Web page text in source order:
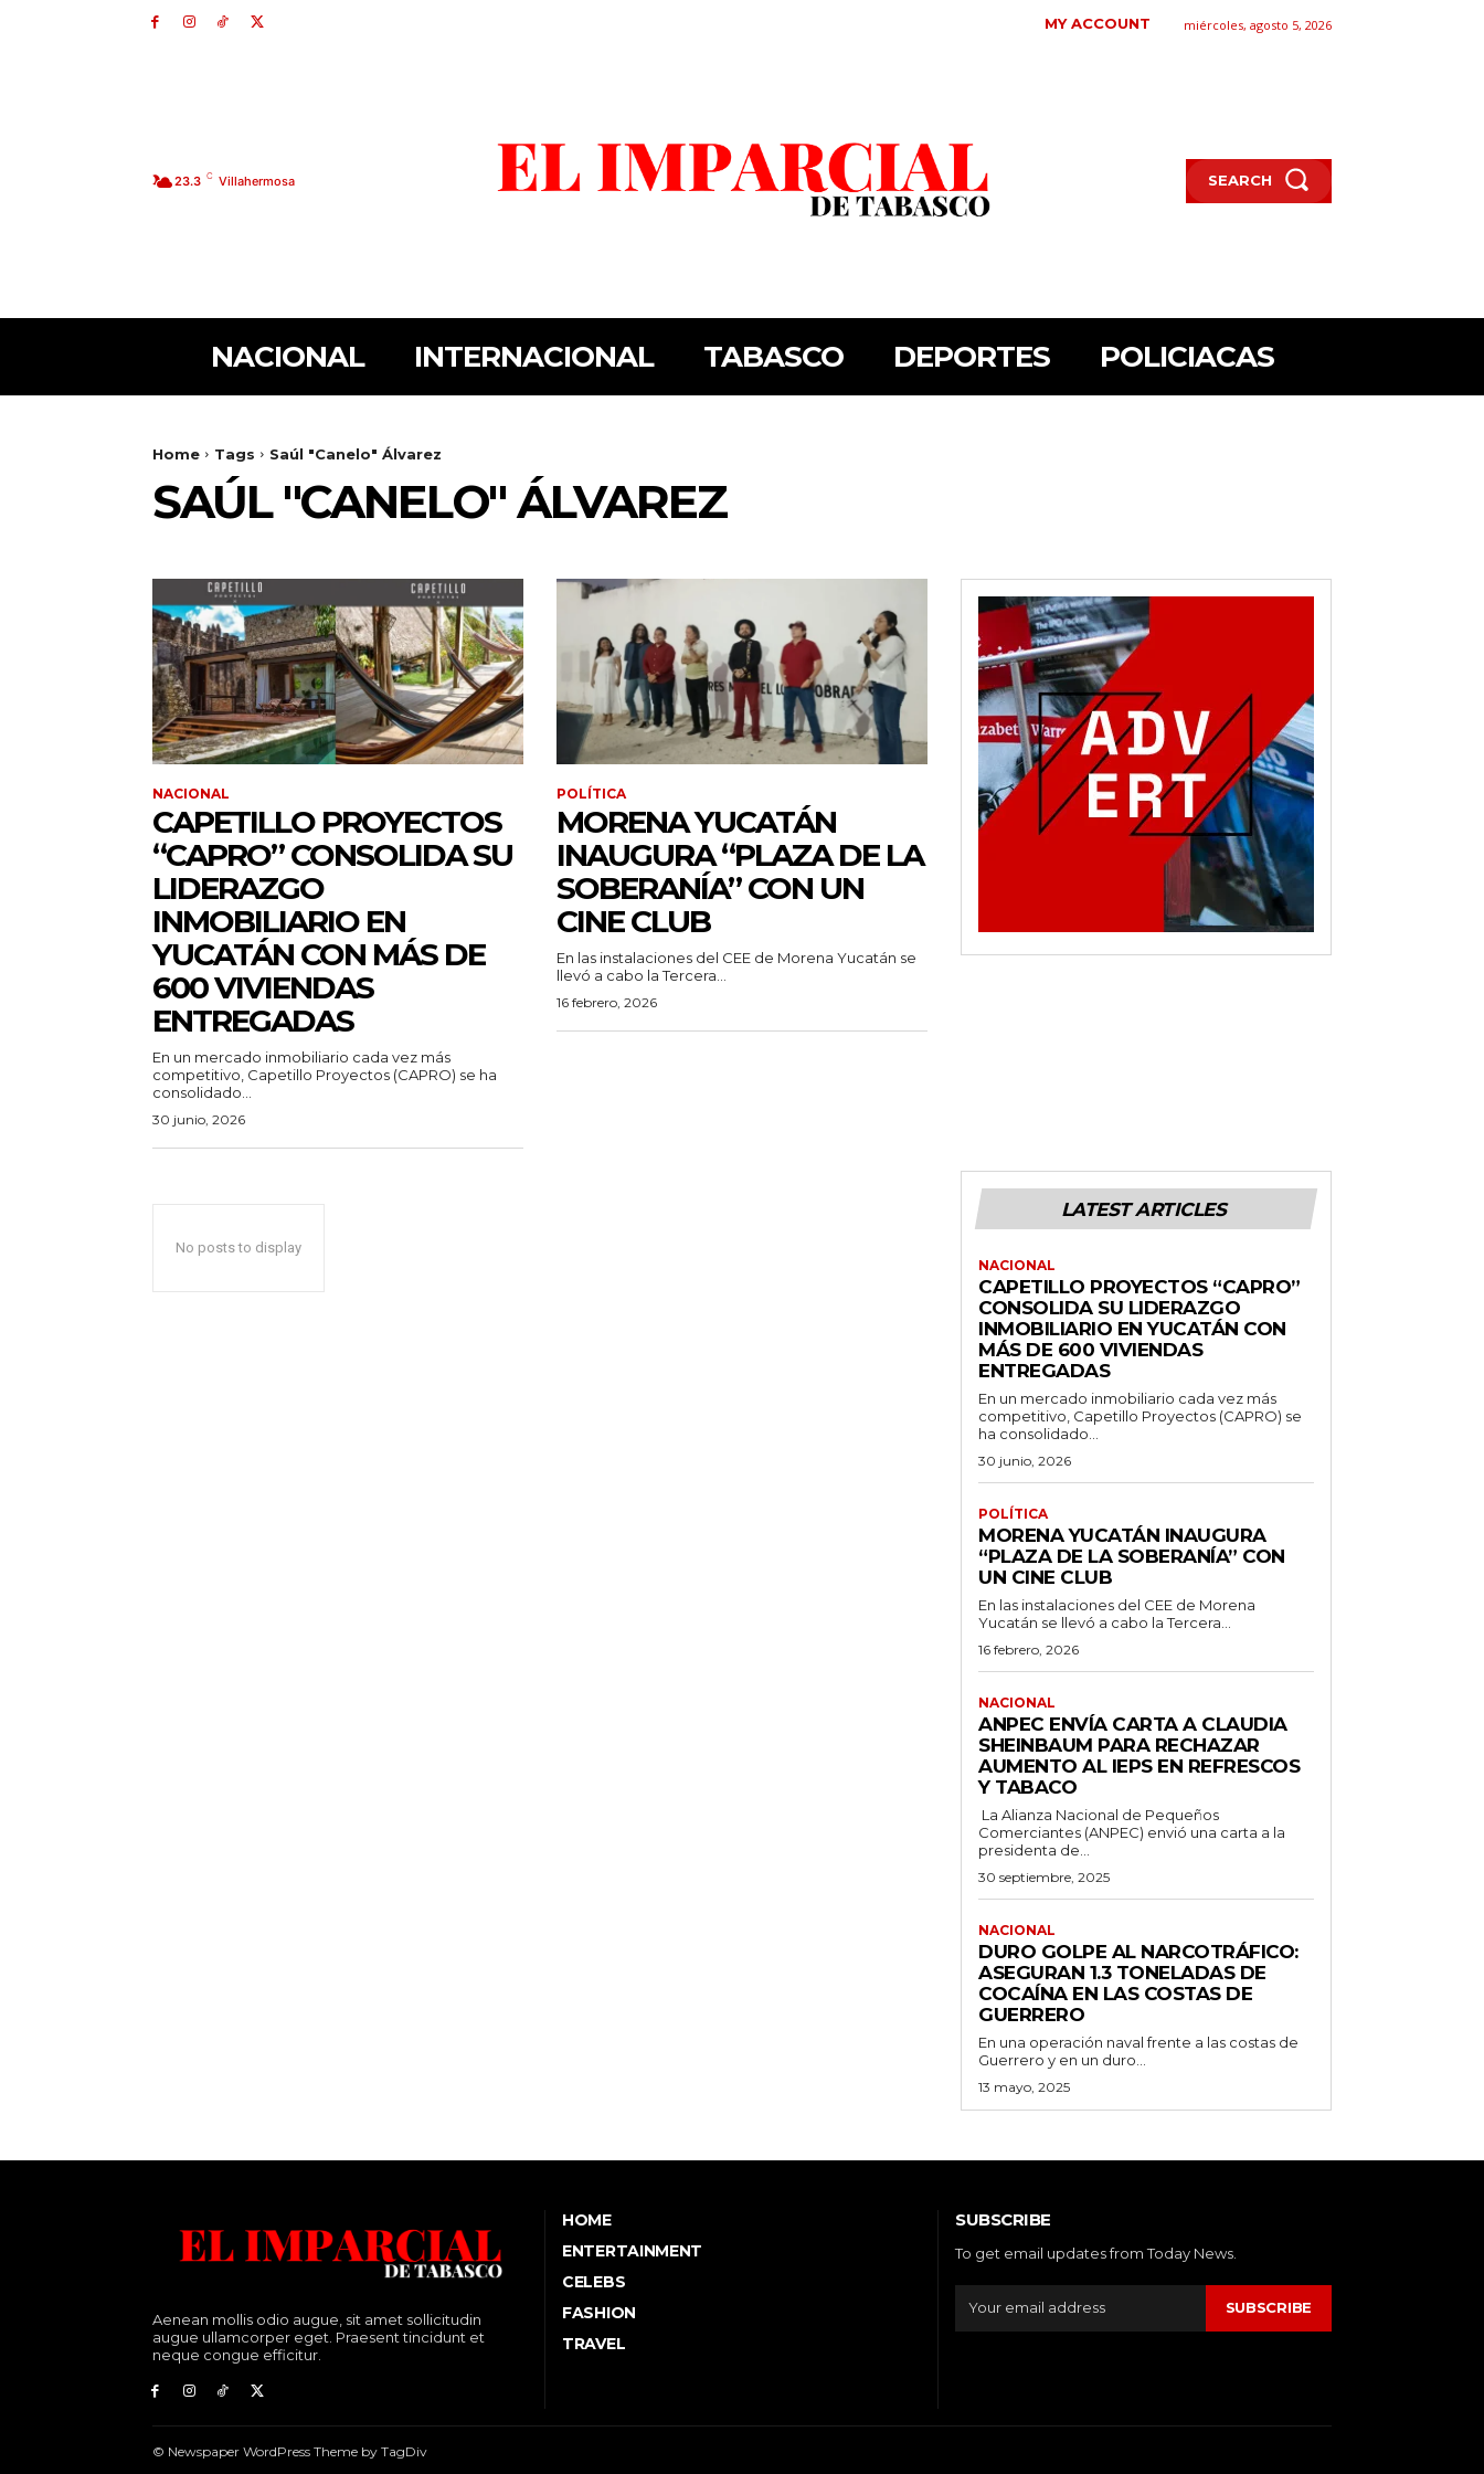
MY ACCOUNT miércoles, agosto 5, 2026
23.3 C Villahermosa SEARCH
NACIONAL INTERNACIONAL TABASCO DEPORTES POLICIACAS
Home Tags Saúl "Canelo" Álvarez
SAÚL "CANELO" ÁLVAREZ
NACIONAL
CAPETILLO PROYECTOS
“CAPRO” CONSOLIDA SU
LIDERAZGO
INMOBILIARIO EN
YUCATÁN CON MÁS DE
600 VIVIENDAS
ENTREGADAS
En un mercado inmobiliario cada vez más
competitivo, Capetillo Proyectos (CAPRO) se ha
consolidado...
30 junio, 2026
POLÍTICA
MORENA YUCATÁN
INAUGURA “PLAZA DE LA
SOBERANÍA” CON UN
CINE CLUB
En las instalaciones del CEE de Morena Yucatán se
llevó a cabo la Tercera...
16 febrero, 2026
No posts to display
LATEST ARTICLES
NACIONAL
CAPETILLO PROYECTOS “CAPRO”
CONSOLIDA SU LIDERAZGO
INMOBILIARIO EN YUCATÁN CON
MÁS DE 600 VIVIENDAS
ENTREGADAS
En un mercado inmobiliario cada vez más
competitivo, Capetillo Proyectos (CAPRO) se
ha consolidado...
30 junio, 2026
POLÍTICA
MORENA YUCATÁN INAUGURA
“PLAZA DE LA SOBERANÍA” CON
UN CINE CLUB
En las instalaciones del CEE de Morena
Yucatán se llevó a cabo la Tercera...
16 febrero, 2026
NACIONAL
ANPEC ENVÍA CARTA A CLAUDIA
SHEINBAUM PARA RECHAZAR
AUMENTO AL IEPS EN REFRESCOS
Y TABACO
La Alianza Nacional de Pequeños
Comerciantes (ANPEC) envió una carta a la
presidenta de...
30 septiembre, 2025
NACIONAL
DURO GOLPE AL NARCOTRÁFICO:
ASEGURAN 1.3 TONELADAS DE
COCAÍNA EN LAS COSTAS DE
GUERRERO
En una operación naval frente a las costas de
Guerrero y en un duro...
13 mayo, 2025
Aenean mollis odio augue, sit amet sollicitudin
augue ullamcorper eget. Praesent tincidunt et
neque congue efficitur.
HOME
ENTERTAINMENT
CELEBS
FASHION
TRAVEL
SUBSCRIBE
To get email updates from Today News.
SUBSCRIBE
© Newspaper WordPress Theme by TagDiv